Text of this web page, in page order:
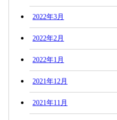
2022年3月
2022年2月
2022年1月
2021年12月
2021年11月